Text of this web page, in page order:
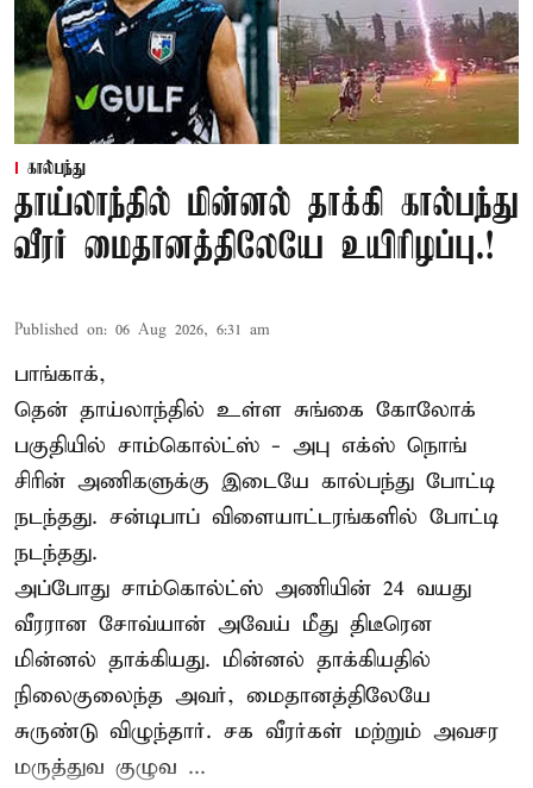
கால்பந்து
தாய்லாந்தில் மின்னல் தாக்கி கால்பந்து
வீரர் மைதானத்திலேயே உயிரிழப்பு.!
Published on: 06 Aug 2026, 6:31 am
பாங்காக்,
தென் தாய்லாந்தில் உள்ள சுங்கை கோலோக்
பகுதியில் சாம்கொல்ட்ஸ் - அபு எக்ஸ் நொங்
சிரின் அணிகளுக்கு இடையே கால்பந்து போட்டி
நடந்தது. சன்டிபாப் விளையாட்டரங்களில் போட்டி
நடந்தது.
அப்போது சாம்கொல்ட்ஸ் அணியின் 24 வயது
வீரரான சோவ்யான் அவேய் மீது திடீரென
மின்னல் தாக்கியது. மின்னல் தாக்கியதில்
நிலைகுலைந்த அவர், மைதானத்திலேயே
சுருண்டு விழுந்தார். சக வீரர்கள் மற்றும் அவசர
மருத்துவ குழுவ ...